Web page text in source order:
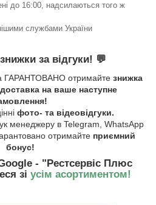
до 16:00, надсилаються того ж
службами України
за відгуки! 💬
та ГАРАНТОВАНО отримайте знижка
на ваше наступне
фото- та відеовідгуки.
менеджеру в Telegram, WhatsApp
отримайте приємний
бонус!
- "Рестсервіс Плюс
зі усім асортиментом!